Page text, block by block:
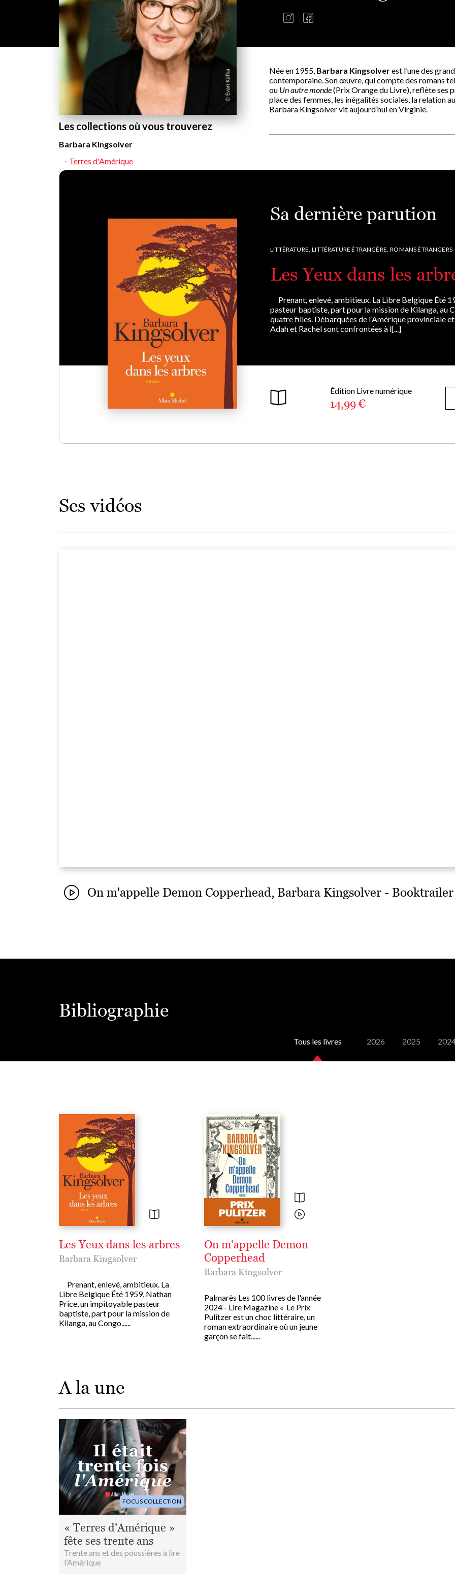
Les collections où vous trouverez
Barbara Kingsolver
Terres d'Amérique
Née en 1955, Barbara Kingsolverest l’une des
contemporaine. Son œuvre, qui compte des romans
ou Un autre monde(Prix Orange du Livre), reflète ses
place des femmes, les inégalités sociales, la relation
Barbara Kingsolver vit aujourd’hui en Virginie.
Sa dernière parution
LITTÉRATURE, LITTÉRATURE ÉTRANGÈRE, ROMANS ÉTRANGERS
Les Yeux dans les
Prenant, enlevé, ambitieux. La Libre Belgique Été
pasteur baptiste, part pour la mission de Kilanga, au
quatre filles. Débarquées de l’Amérique provinciale
Adah et Rachel sont confrontées à l[...]
Édition Livre numérique
14,99 €
Ses vidéos
On m'appelle Demon Copperhead, Barbara Kingsolver - Booktrailer
Bibliographie
Tous les livres 2026 2025
Les Yeux dans les arbres
Barbara Kingsolver
Prenant, enlevé, ambitieux. La
Libre Belgique Été 1959, Nathan
Price, un impitoyable pasteur
baptiste, part pour la mission de
Kilanga, au Congo......
On m'appelle Demon
Copperhead
Barbara Kingsolver
Palmarès Les 100 livres de l'année
2024 - Lire Magazine « Le Prix
Pulitzer est un choc littéraire, un
roman extraordinaire où un jeune
garçon se fait......
A la une
Image
FOCUS COLLECTION
« Terres d’Amérique »
fête ses trente ans
Trente ans et des poussières à lire
l’Amérique